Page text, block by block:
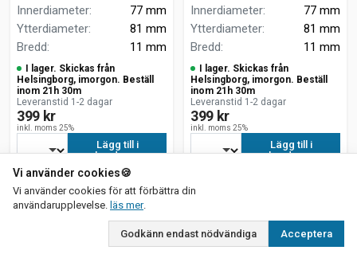
Innerdiameter:
77 mm
Ytterdiameter:
81 mm
Bredd: 11 mm
I lager. Skickas från
Helsingborg, imorgon. Beställ
inom 21h 30m
Leveranstid 1-2 dagar
399 kr
inkl. moms 25%
Lägg till i
kundvagn
Innerdiameter:
77 mm
Ytterdiameter:
81 mm
Bredd: 11 mm
I lager. Skickas från
Helsingborg, imorgon. Beställ
inom 21h 30m
Leveranstid 1-2 dagar
399 kr
inkl. moms 25%
Lägg till i
kundvagn
Vi använder cookies🍪
Vi använder cookies för att förbättra din
användarupplevelse. läs merom vår integritetspolicy
.
Godkänn endast nödvändiga Acceptera